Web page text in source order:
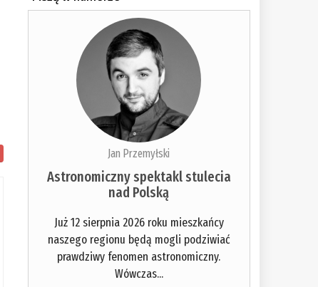
Jan Przemyłski
Astronomiczny spektakl stulecia
nad Polską
Już 12 sierpnia 2026 roku mieszkańcy
naszego regionu będą mogli podziwiać
prawdziwy fenomen astronomiczny.
Wówczas...